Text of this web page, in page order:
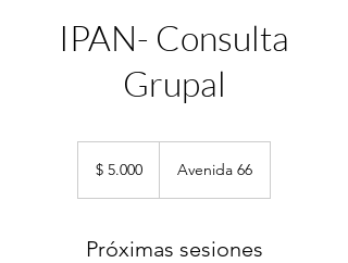
IPAN- Consulta
Grupal
argentinos
$ 5.000 Avenida 66
Próximas sesiones